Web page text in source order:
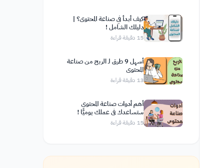
كيف أبدأ في صناعة المحتوى؟ |
دليلك الشامل !
15 دقيقة قراءة
أسهل 9 طرق لـ الربح من صناعة
المحتوى
13 دقيقة قراءة
أهم أدوات صناعة المحتوى
ستساعدك في عملك يوميًّا !
15 دقيقة قراءة